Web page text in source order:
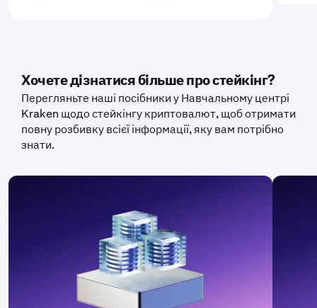
Хочете дізнатися більше про стейкінг?
Перегляньте наші посібники у Навчальному центрі
Kraken щодо стейкінгу криптовалют, щоб отримати
повну розбивку всієї інформації, яку вам потрібно
знати.